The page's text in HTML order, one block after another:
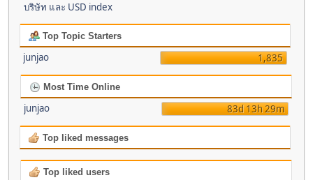
บริษัท และ USD index
Top Topic Starters
junjao 1,835
Most Time Online
junjao 83d 13h 29m
Top liked messages
Top liked users